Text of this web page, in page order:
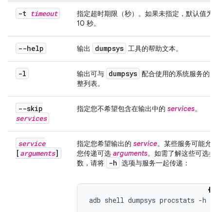
-t timeout
指定超时期限（秒）。如果未指定，默认值为
10 秒。
--help 输出 dumpsys 工具的帮助文本。
-l 输出可与 dumpsys 配合使用的系统服务的完
整列表。
--skip
services
指定您不希望包含在输出中的 services。
service
[ arguments]
指定您希望输出的 service。某些服务可能允许
您传递可选 arguments。如需了解这些可选参
数，请将
-h 选项与服务一起传递：
adb shell dumpsys procstats -h